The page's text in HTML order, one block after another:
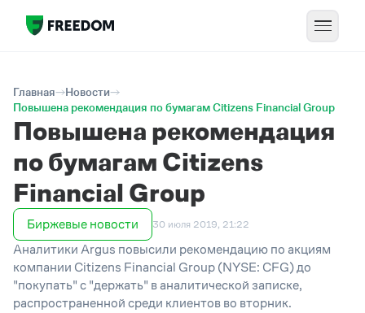
Главная
Новости
Повышена рекомендация по бумагам Citizens Financial Group
Повышена рекомендация
по бумагам Citizens
Financial Group
Биржевые новости 30 июля 2019, 21:22
Аналитики Argus повысили рекомендацию по акциям
компании Citizens Financial Group (NYSE: CFG) до
"покупать" с "держать" в аналитической записке,
распространенной среди клиентов во вторник.